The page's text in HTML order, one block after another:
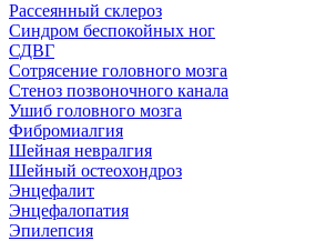
Рассеянный склероз
Синдром беспокойных ног
СДВГ
Сотрясение головного мозга
Стеноз позвоночного канала
Ушиб головного мозга
Фибромиалгия
Шейная невралгия
Шейный остеохондроз
Энцефалит
Энцефалопатия
Эпилепсия